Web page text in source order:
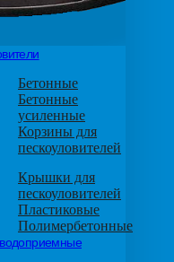
Бетонные
Бетонные
усиленные
Корзины для
пескоуловителей
Крышки для
пескоуловителей
Пластиковые
Полимербетонные